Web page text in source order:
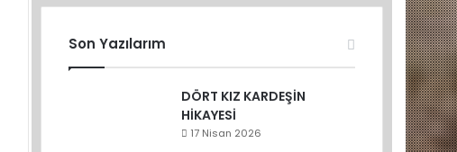
Son Yazılarım
DÖRT KIZ KARDEŞİN
HİKAYESİ
17 Nisan 2026